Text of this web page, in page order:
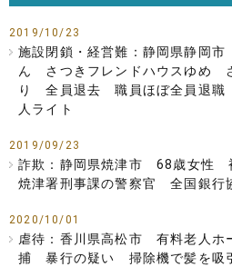
2019/10/23
施設閉鎖・経営難：静岡県静岡
ん さつきフレンドハウスゆめ
り 全員退去 職員ほぼ全員退
人ライト
2019/09/23
詐欺：静岡県焼津市 68歳女性
焼津署刑事課の警察官 全国銀行
2020/10/01
虐待：香川県高松市 有料老人
捕 暴行の疑い 掃除機で髪を吸